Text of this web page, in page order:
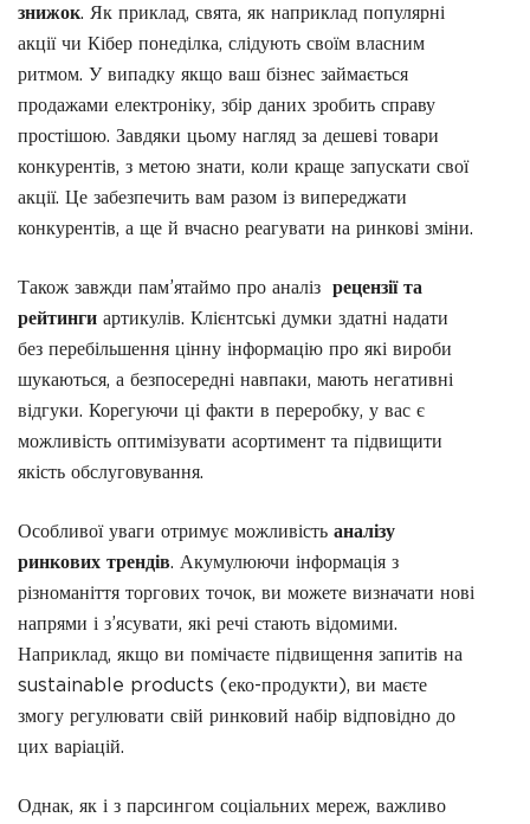
знижок. Як приклад, свята, як наприклад популярні
акції чи Кібер понеділка, слідують своїм власним
ритмом. У випадку якщо ваш бізнес займається
продажами електроніку, збір даних зробить справу
простішою. Завдяки цьому нагляд за дешеві товари
конкурентів, з метою знати, коли краще запускати свої
акції. Це забезпечить вам разом із випереджати
конкурентів, а ще й вчасно реагувати на ринкові зміни.
Також завжди пам’ятаймо про аналіз рецензії та
рейтинги артикулів. Клієнтські думки здатні надати
без перебільшення цінну інформацію про які вироби
шукаються, а безпосередні навпаки, мають негативні
відгуки. Корегуючи ці факти в переробку, у вас є
можливість оптимізувати асортимент та підвищити
якість обслуговування.
Особливої уваги отримує можливість аналізу
ринкових трендів. Акумулюючи інформація з
різноманіття торгових точок, ви можете визначати нові
напрями і з’ясувати, які речі стають відомими.
Наприклад, якщо ви помічаєте підвищення запитів на
sustainable products (еко-продукти), ви маєте
змогу регулювати свій ринковий набір відповідно до
цих варіацій.
Однак, як і з парсингом соціальних мереж, важливо